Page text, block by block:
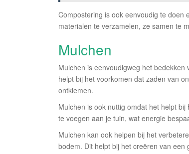
Compostering is ook eenvoudig te doen
materialen te verzamelen, ze samen te
Mulchen
Mulchen is eenvoudigweg het
helpt bij het voorkomen dat zaden van
ontkiemen.
Mulchen is ook nuttig omdat het helpt
te voegen aan je tuin, wat energie
Mulchen kan ook helpen bij het
bodem. Dit helpt bij het creëren van